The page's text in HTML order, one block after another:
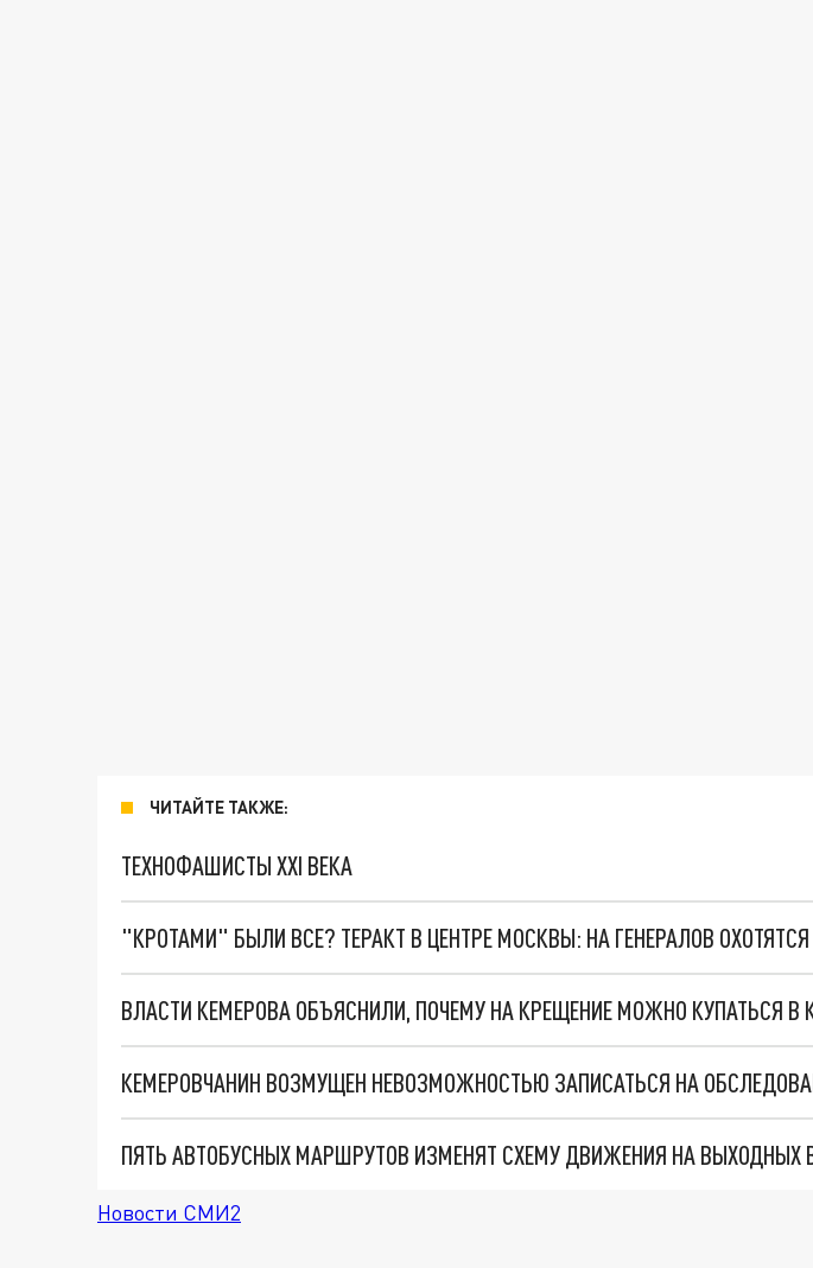
ЧИТАЙТЕ ТАКЖЕ:
ТЕХНОФАШИСТЫ XXI ВЕКА
"КРОТАМИ" БЫЛИ ВСЕ? ТЕРАКТ В ЦЕНТРЕ МОСКВЫ: НА ГЕНЕРАЛОВ
ВЛАСТИ КЕМЕРОВА ОБЪЯСНИЛИ, ПОЧЕМУ НА КРЕЩЕНИЕ МОЖНО КУПАТЬСЯ В
ПЯТЬ АВТОБУСНЫХ МАРШРУТОВ ИЗМЕНЯТ СХЕМУ ДВИЖЕНИЯ НА ВЫХОДНЫХ
Новости СМИ2